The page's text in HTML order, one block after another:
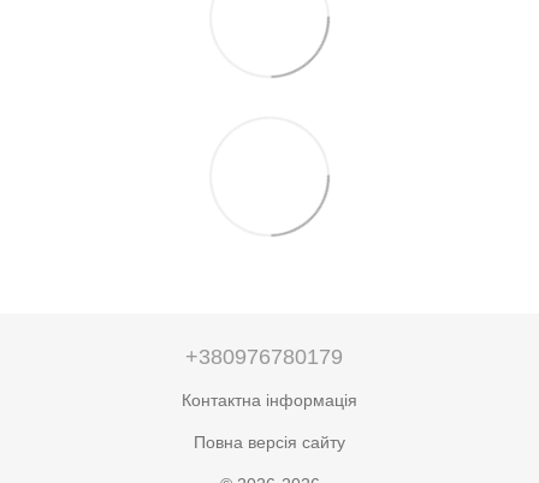
+380976780179
Контактна інформація
Повна версія сайту